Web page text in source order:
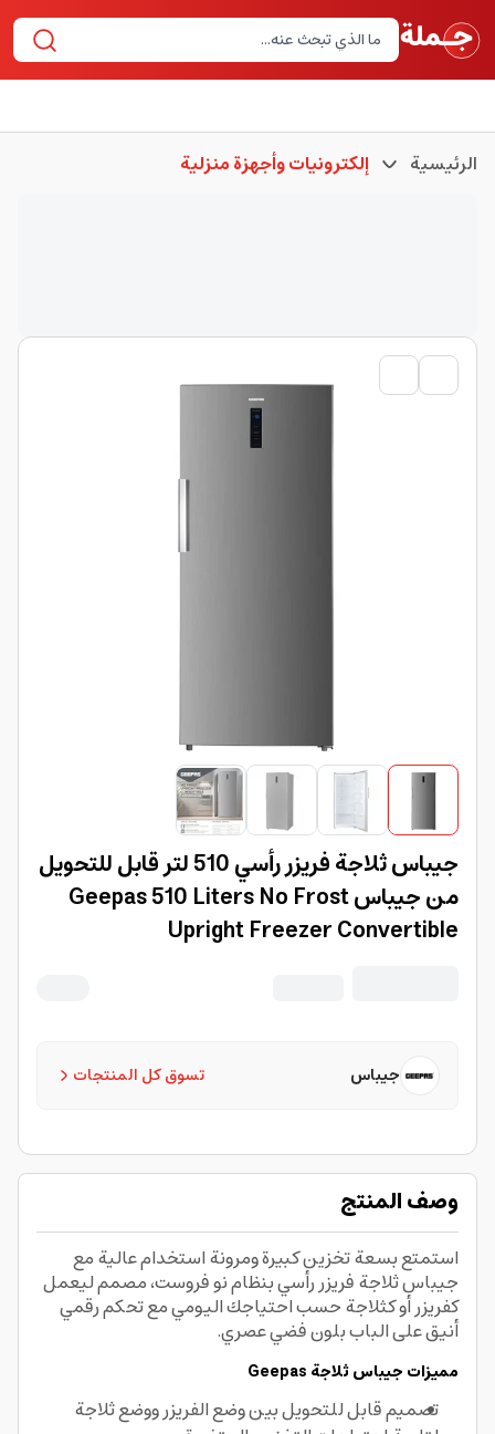
الرئيسية إلكترونيات وأجهزة منزلية
جيباس ثلاجة فريزر رأسي 510 لتر قابل للتحويل
من جيباس Geepas 510 Liters No Frost
Upright Freezer Convertible
تسوق كل المنتجات جيباس
وصف المنتج
استمتع بسعة تخزين كبيرة ومرونة استخدام عالية مع
جيباس ثلاجة فريزر رأسي بنظام نو فروست، مصمم ليعمل
كفريزر أو كثلاجة حسب احتياجك اليومي مع تحكم رقمي
أنيق على الباب بلون فضي عصري.
مميزات جيباس ثلاجة Geepas
تصميم قابل للتحويل بين وضع الفريزر ووضع ثلاجة